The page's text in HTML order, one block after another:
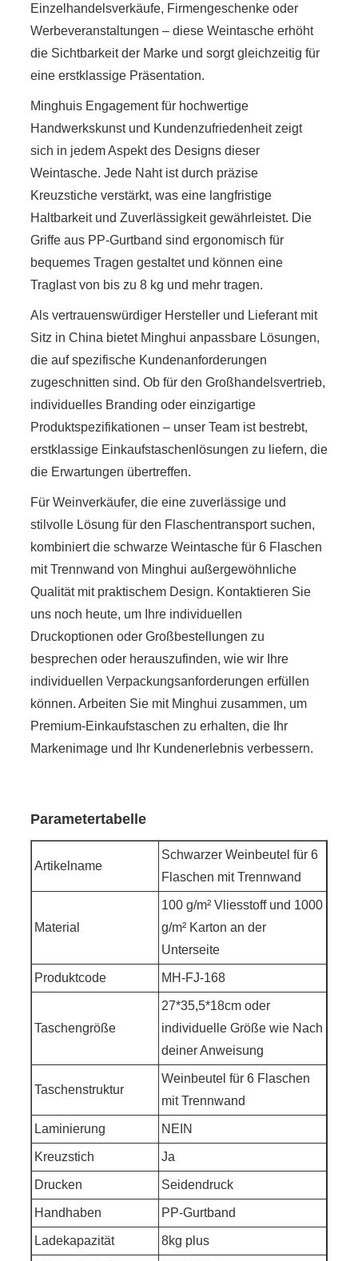
Einzelhandelsverkäufe, Firmengeschenke oder
Werbeveranstaltungen – diese Weintasche erhöht
die Sichtbarkeit der Marke und sorgt gleichzeitig für
eine erstklassige Präsentation.
Minghuis Engagement für hochwertige
Handwerkskunst und Kundenzufriedenheit zeigt
sich in jedem Aspekt des Designs dieser
Weintasche. Jede Naht ist durch präzise
Kreuzstiche verstärkt, was eine langfristige
Haltbarkeit und Zuverlässigkeit gewährleistet. Die
Griffe aus PP-Gurtband sind ergonomisch für
bequemes Tragen gestaltet und können eine
Traglast von bis zu 8 kg und mehr tragen.
Als vertrauenswürdiger Hersteller und Lieferant mit
Sitz in China bietet Minghui anpassbare Lösungen,
die auf spezifische Kundenanforderungen
zugeschnitten sind. Ob für den Großhandelsvertrieb,
individuelles Branding oder einzigartige
Produktspezifikationen – unser Team ist bestrebt,
erstklassige Einkaufstaschenlösungen zu liefern, die
die Erwartungen übertreffen.
Für Weinverkäufer, die eine zuverlässige und
stilvolle Lösung für den Flaschentransport suchen,
kombiniert die schwarze Weintasche für 6 Flaschen
mit Trennwand von Minghui außergewöhnliche
Qualität mit praktischem Design. Kontaktieren Sie
uns noch heute, um Ihre individuellen
Druckoptionen oder Großbestellungen zu
besprechen oder herauszufinden, wie wir Ihre
individuellen Verpackungsanforderungen erfüllen
können. Arbeiten Sie mit Minghui zusammen, um
Premium-Einkaufstaschen zu erhalten, die Ihr
Markenimage und Ihr Kundenerlebnis verbessern.
Parametertabelle
Artikelname
Schwarzer Weinbeutel für 6
Flaschen mit Trennwand
Material
100 g/m² Vliesstoff und 1000
g/m² Karton an der
Unterseite
Produktcode MH-FJ-168
Taschengröße
27*35,5*18cm oder
individuelle Größe wie Nach
deiner Anweisung
Taschenstruktur
Weinbeutel für 6 Flaschen
mit Trennwand
Laminierung NEIN
Kreuzstich Ja
Drucken Seidendruck
Handhaben PP-Gurtband
Ladekapazität 8kg plus